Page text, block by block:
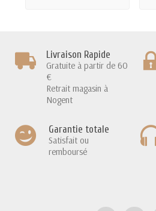
Livraison Rapide
Gratuite à partir de 60
€
Retrait magasin à
Nogent
Garantie totale
Satisfait ou
remboursé